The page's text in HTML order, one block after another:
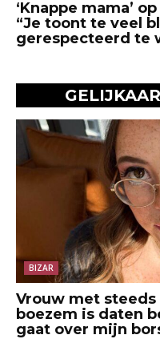
‘Knappe mama’
“Je toont te veel
gerespecteerd te
BIZAR
Vrouw met
boezem is daten
gaat over mijn